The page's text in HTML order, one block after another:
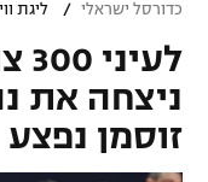
גביע הטוטו
ליגיונרים
ליגת האלופות
ליגה אירופית
ליגה אנגלית
כדורסל ישראלי
ליגת ווינר סל
כדורסל עולמי
כדורסל ישראלי / ליגת
זוסמן נפצע